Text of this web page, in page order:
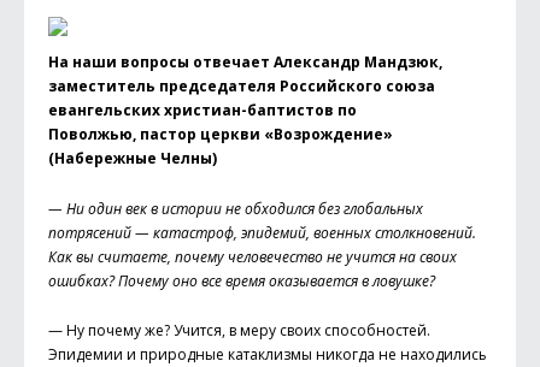
На наши вопросы отвечает Александр Мандзюк,
заместитель председателя Российского союза
евангельских христиан-баптистов по
Поволжью, пастор церкви «Возрождение»
(Набережные Челны)
— Ни один век в истории не обходился без глобальных
потрясений — катастроф, эпидемий, военных столк­новений.
Как вы считаете, почему человечество не учится на своих
ошибках? Почему оно все время оказывается в ловушке?
— Ну почему же? Учится, в меру своих способностей.
Эпидемии и природные катаклизмы никогда не находились